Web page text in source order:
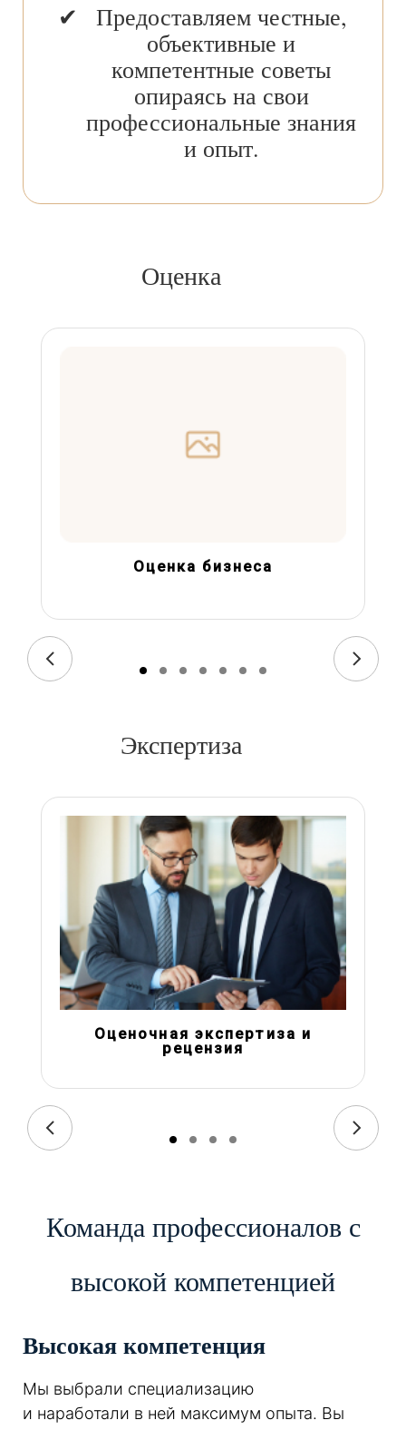
Предоставляем честные,
объективные и
компетентные советы
опираясь на свои
профессиональные знания
и опыт.
Оценка
Оценка бизнеса
Экспертиза
Оценочная экспертиза и
рецензия
Команда профессионалов с
высокой компетенцией
Высокая компетенция
Мы выбрали специализацию
и наработали в ней максимум опыта. Вы